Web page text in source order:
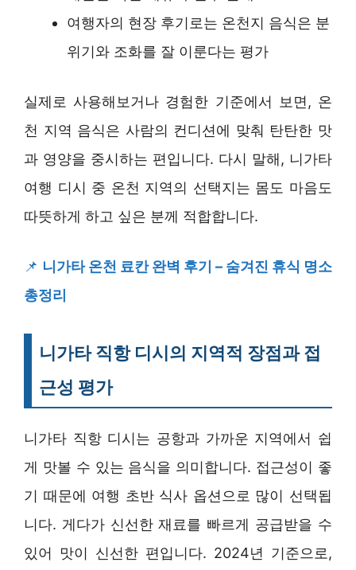
여행자의 현장 후기로는 온천지 음식은 분
위기와 조화를 잘 이룬다는 평가
실제로 사용해보거나 경험한 기준에서 보면, 온
천 지역 음식은 사람의 컨디션에 맞춰 탄탄한 맛
과 영양을 중시하는 편입니다. 다시 말해, 니가타
여행 디시 중 온천 지역의 선택지는 몸도 마음도
따뜻하게 하고 싶은 분께 적합합니다.
📌 니가타 온천 료칸 완벽 후기 – 숨겨진 휴식 명소
총정리
니가타 직항 디시의 지역적 장점과 접
근성 평가
니가타 직항 디시는 공항과 가까운 지역에서 쉽
게 맛볼 수 있는 음식을 의미합니다. 접근성이 좋
기 때문에 여행 초반 식사 옵션으로 많이 선택됩
니다. 게다가 신선한 재료를 빠르게 공급받을 수
있어 맛이 신선한 편입니다. 2024년 기준으로,